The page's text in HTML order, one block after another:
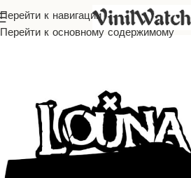
Перейти к навигации
Перейти к основному содержимому
Главная Часы из виниловой пластинки